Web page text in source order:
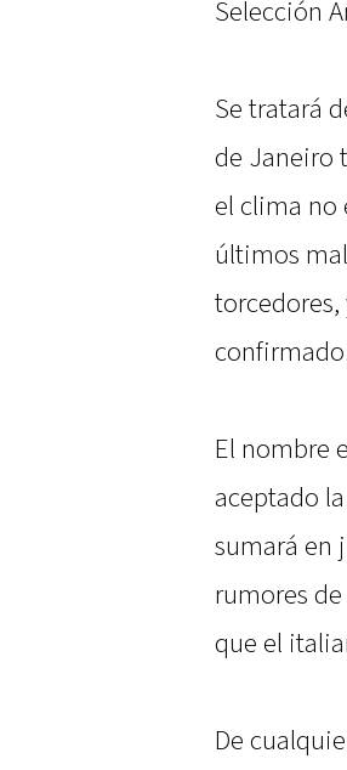
Selección
Se tratará
de Janeiro
el clima no
últimos
torcedores,
El nombre
aceptado
sumará en
rumores
que el
De